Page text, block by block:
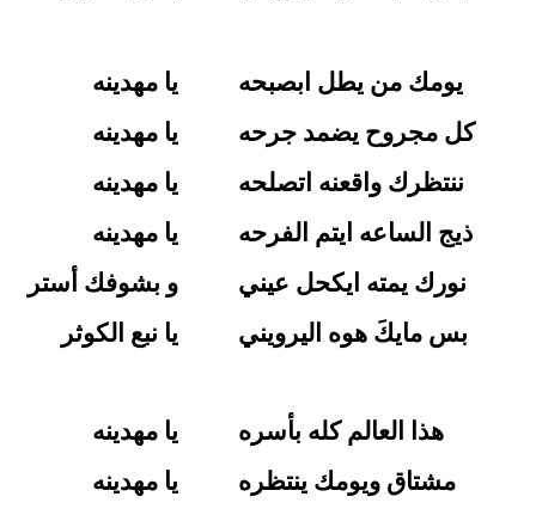
يومك من يطل ابصبحه
كل مجروح يضمد جرحه
ننتظرك واقعنه اتصلحه
ذيج الساعه ايتم الفرحه
نورك يمته ايكحل عيني
بس مايكَ هوه اليرويني
يا مهدينه
يا مهدينه
يا مهدينه
يا مهدينه
و بشوفك أستر
يا نبع الكوثر
هذا العالم كله بأسره
مشتاق ويومك ينتظره
يا مهدينه
يا مهدينه